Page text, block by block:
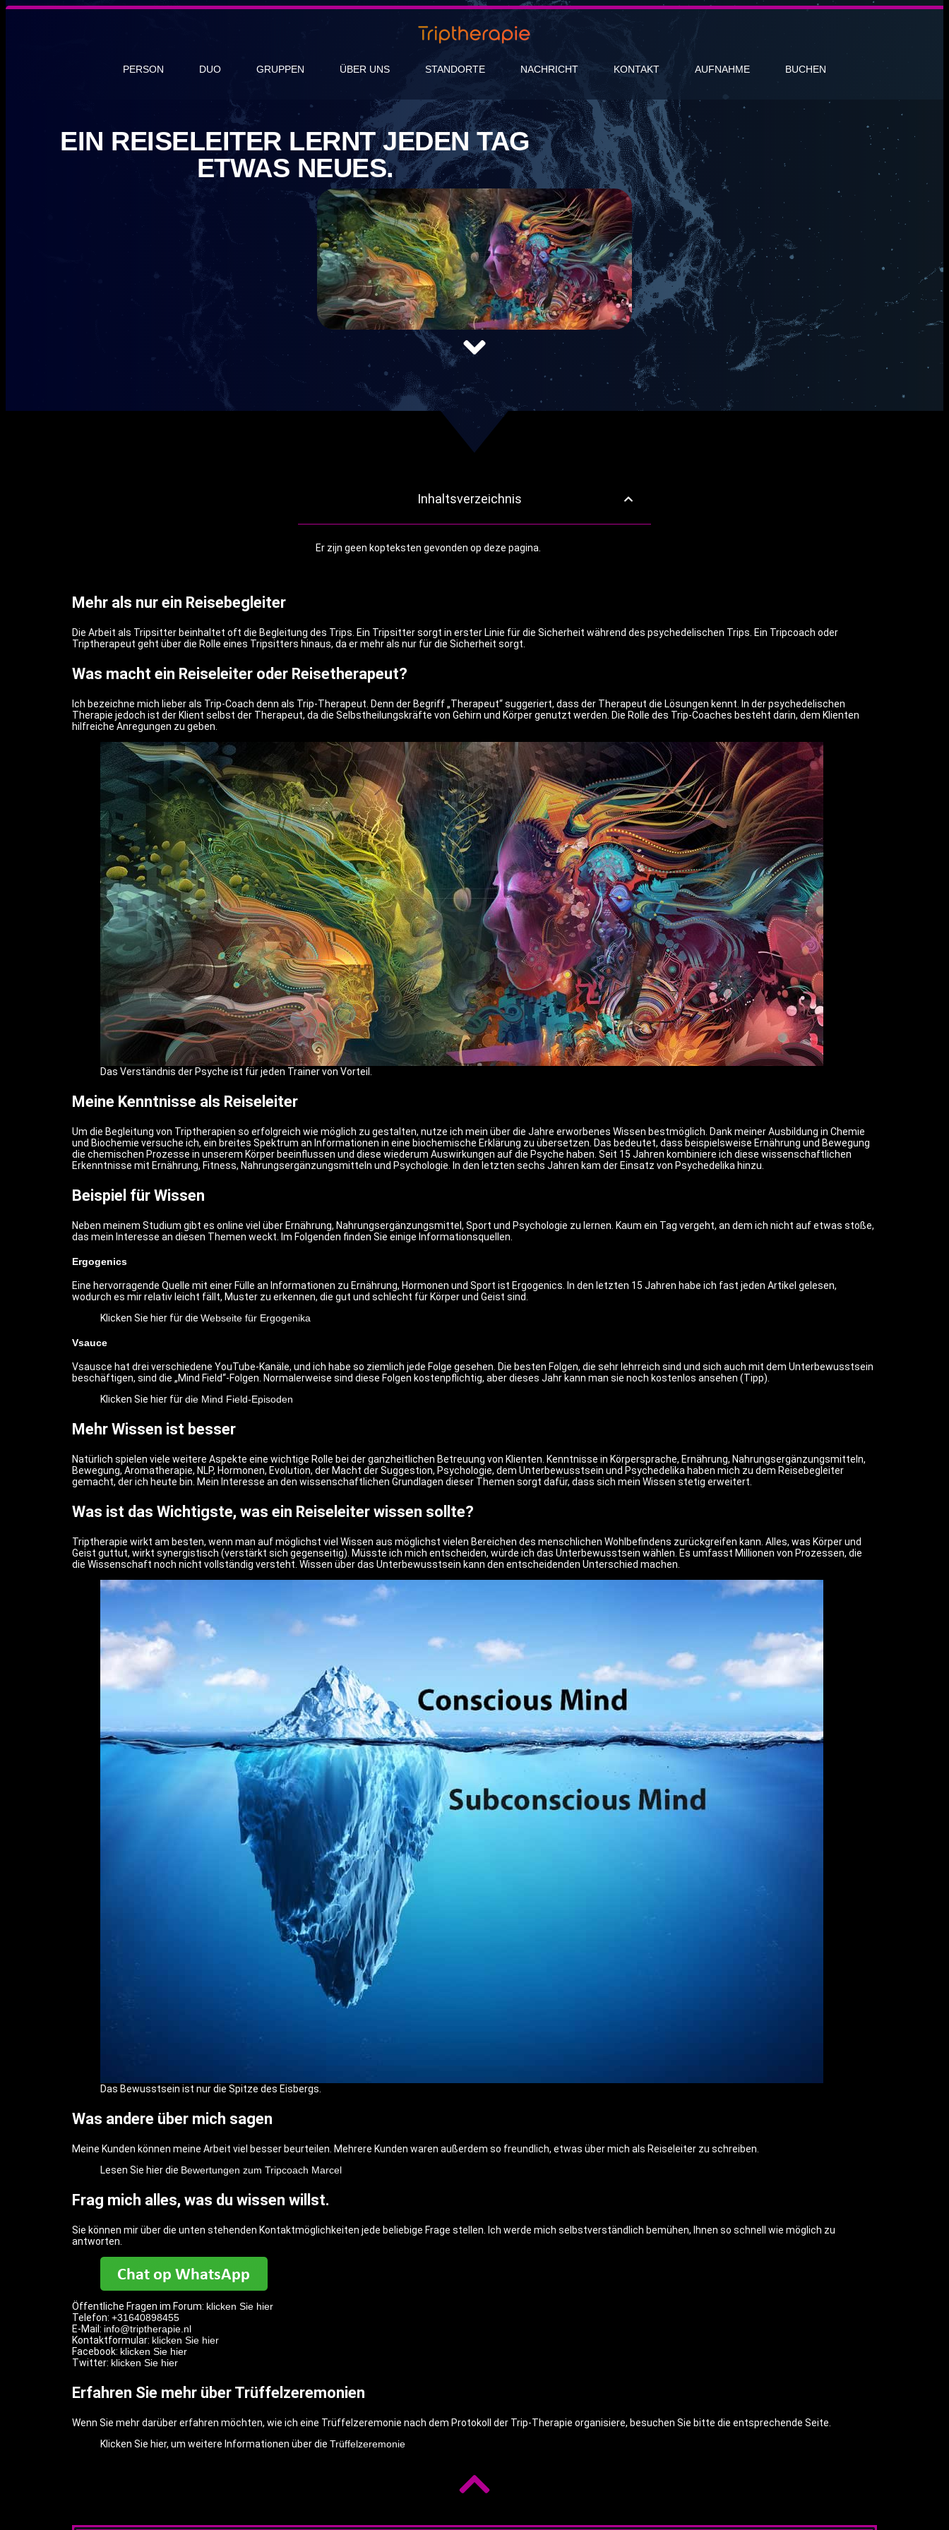
PERSON DUO GRUPPEN ÜBER UNS STANDORTE NACHRICHT KONTAKT AUFNAHME BUCHEN
EIN REISELEITER LERNT JEDEN TAG
ETWAS NEUES.
Inhaltsverzeichnis
Er zijn geen kopteksten gevonden op deze pagina.
Mehr als nur ein Reisebegleiter
Die Arbeit als Tripsitter beinhaltet oft die Begleitung des Trips. Ein Tripsitter sorgt in erster Linie für die Sicherheit während des psychedelischen Trips. Ein Tripcoach oder
Triptherapeut geht über die Rolle eines Tripsitters hinaus, da er mehr als nur für die Sicherheit sorgt.
Was macht ein Reiseleiter oder Reisetherapeut?
Ich bezeichne mich lieber als Trip-Coach denn als Trip-Therapeut. Denn der Begriff „Therapeut“ suggeriert, dass der Therapeut die Lösungen kennt. In der psychedelischen
Therapie jedoch ist der Klient selbst der Therapeut, da die Selbstheilungskräfte von Gehirn und Körper genutzt werden. Die Rolle des Trip-Coaches besteht darin, dem Klienten
hilfreiche Anregungen zu geben.
Das Verständnis der Psyche ist für jeden Trainer von Vorteil.
Meine Kenntnisse als Reiseleiter
Um die Begleitung von Triptherapien so erfolgreich wie möglich zu gestalten, nutze ich mein über die Jahre erworbenes Wissen bestmöglich. Dank meiner Ausbildung in Chemie
und Biochemie versuche ich, ein breites Spektrum an Informationen in eine biochemische Erklärung zu übersetzen. Das bedeutet, dass beispielsweise Ernährung und Bewegung
die chemischen Prozesse in unserem Körper beeinflussen und diese wiederum Auswirkungen auf die Psyche haben. Seit 15 Jahren kombiniere ich diese wissenschaftlichen
Erkenntnisse mit Ernährung, Fitness, Nahrungsergänzungsmitteln und Psychologie. In den letzten sechs Jahren kam der Einsatz von Psychedelika hinzu.
Beispiel für Wissen
Neben meinem Studium gibt es online viel über Ernährung, Nahrungsergänzungsmittel, Sport und Psychologie zu lernen. Kaum ein Tag vergeht, an dem ich nicht auf etwas stoße,
das mein Interesse an diesen Themen weckt. Im Folgenden finden Sie einige Informationsquellen.
Ergogenics
Eine hervorragende Quelle mit einer Fülle an Informationen zu Ernährung, Hormonen und Sport ist Ergogenics. In den letzten 15 Jahren habe ich fast jeden Artikel gelesen,
wodurch es mir relativ leicht fällt, Muster zu erkennen, die gut und schlecht für Körper und Geist sind.
Klicken Sie hier für die Webseite für Ergogenika
Vsauce
Vsausce hat drei verschiedene YouTube-Kanäle, und ich habe so ziemlich jede Folge gesehen. Die besten Folgen, die sehr lehrreich sind und sich auch mit dem Unterbewusstsein
beschäftigen, sind die „Mind Field“-Folgen. Normalerweise sind diese Folgen kostenpflichtig, aber dieses Jahr kann man sie noch kostenlos ansehen (Tipp).
Klicken Sie hier fürdie Mind Field-Episoden
Mehr Wissen ist besser
Natürlich spielen viele weitere Aspekte eine wichtige Rolle bei der ganzheitlichen Betreuung von Klienten. Kenntnisse in Körpersprache, Ernährung, Nahrungsergänzungsmitteln,
Bewegung, Aromatherapie, NLP, Hormonen, Evolution, der Macht der Suggestion, Psychologie, dem Unterbewusstsein und Psychedelika haben mich zu dem Reisebegleiter
gemacht, der ich heute bin. Mein Interesse an den wissenschaftlichen Grundlagen dieser Themen sorgt dafür, dass sich mein Wissen stetig erweitert.
Was ist das Wichtigste, was ein Reiseleiter wissen sollte?
Triptherapie wirkt am besten, wenn man auf möglichst viel Wissen aus möglichst vielen Bereichen des menschlichen Wohlbefindens zurückgreifen kann. Alles, was Körper und
Geist guttut, wirkt synergistisch (verstärkt sich gegenseitig). Müsste ich mich entscheiden, würde ich das Unterbewusstsein wählen. Es umfasst Millionen von Prozessen, die
die Wissenschaft noch nicht vollständig versteht. Wissen über das Unterbewusstsein kann den entscheidenden Unterschied machen.
Das Bewusstsein ist nur die Spitze des Eisbergs.
Was andere über mich sagen
Meine Kunden können meine Arbeit viel besser beurteilen. Mehrere Kunden waren außerdem so freundlich, etwas über mich als Reiseleiter zu schreiben.
Lesen Sie hier die Bewertungen zum Tripcoach Marcel
Frag mich alles, was du wissen willst.
Sie können mir über die unten stehenden Kontaktmöglichkeiten jede beliebige Frage stellen. Ich werde mich selbstverständlich bemühen, Ihnen so schnell wie möglich zu
antworten.
Öffentliche Fragen im Forum: klicken Sie hier
Telefon: +31640898455
E-Mail: info@triptherapie.nl
Kontaktformular: klicken Sie hier
Facebook: klicken Sie hier
Twitter: klicken Sie hier
Erfahren Sie mehr über Trüffelzeremonien
Wenn Sie mehr darüber erfahren möchten, wie ich eine Trüffelzeremonie nach dem Protokoll der Trip-Therapie organisiere, besuchen Sie bitte die entsprechende Seite.
Klicken Sie hier, um weitere Informationen über die Trüffelzeremonie